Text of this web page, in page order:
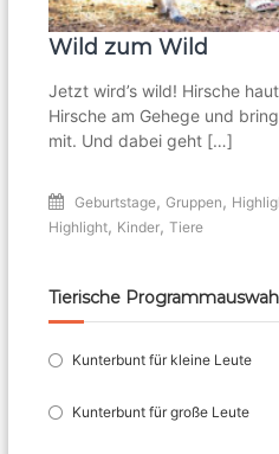
Wild zum Wild
Jetzt wird’s wild! Hirsche
Hirsche am Gehege und
mit. Und dabei geht […]
Geburtstage,Gruppen ,
Highlight, Kinder,Tiere
Tierische
Kunterbunt für kleine Leute
Kunterbunt für große Leute